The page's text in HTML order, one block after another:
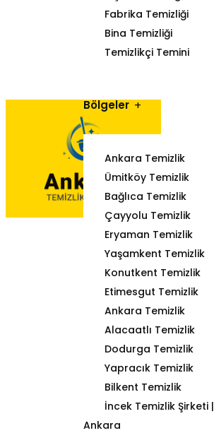
Fabrika Temizliği
Bina Temizliği
Temizlikçi Temini
Bölgeler
Ankara Temizlik
Ümitköy Temizlik
Bağlıca Temizlik
Çayyolu Temizlik
Eryaman Temizlik
Yaşamkent Temizlik
Konutkent Temizlik
Etimesgut Temizlik
Ankara Temizlik
Alacaatlı Temizlik
Dodurga Temizlik
Yapracık Temizlik
Bilkent Temizlik
İncek Temizlik Şirketi |
Ankara